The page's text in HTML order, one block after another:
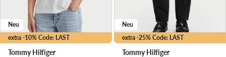
extra -10% Code: LAST
Neu
Tommy Hilfiger
extra -25% Code: LAST
Neu
Tommy Hilfiger